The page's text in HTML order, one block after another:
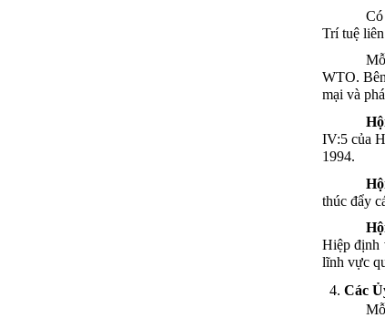
Có
Trítuệ liên
WTO. Bên
mại và
IV:5 của
1994.
thúc đẩy
Hiệp định
lĩnh vực
Các